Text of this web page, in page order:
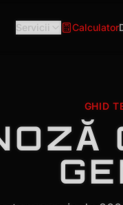
Servicii
Benz
Calculator
GHID